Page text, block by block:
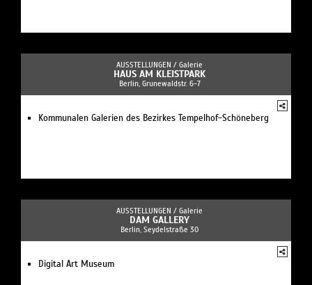
AUSSTELLUNGEN / Galerie
HAUS AM KLEISTPARK
Berlin, Grunewaldstr. 6-7
Kommunalen Galerien des Bezirkes Tempelhof-Schöneberg
AUSSTELLUNGEN / Galerie
DAM GALLERY
Berlin, Seydelstraße 30
Digital Art Museum